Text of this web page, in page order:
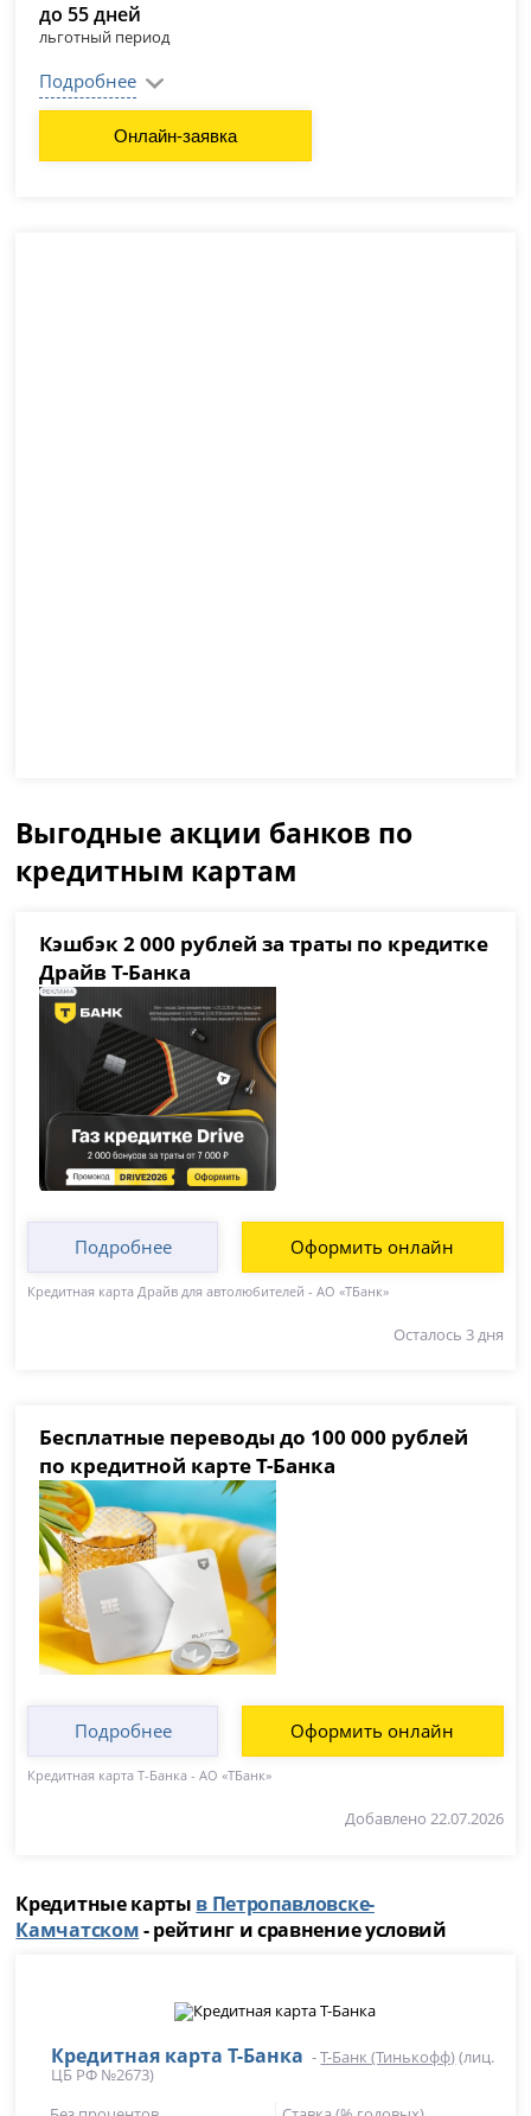
до 55 дней
льготный период
Подробнее
Онлайн-заявка
Выгодные акции банков по
кредитным картам
Кэшбэк 2 000 рублей за траты по кредитке
Драйв Т-Банка
Подробнее Оформить онлайн
Кредитная карта Драйв для автолюбителей - АО «ТБанк»
Осталось 3 дня
Бесплатные переводы до 100 000 рублей
по кредитной карте Т-Банка
Подробнее Оформить онлайн
Кредитная карта Т-Банка - АО «ТБанк»
Добавлено 22.07.2026
Кредитные карты в Петропавловске-
Камчатском- рейтинг и сравнение условий
Кредитная карта Т-Банка -Т-Банк (Тинькофф)(лиц.
ЦБ РФ №2673)